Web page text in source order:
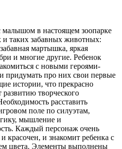
малышом в настоящем зоопарке
таких забавных животных:
мартышка, яркая
и многие другие. Ребенок
с новыми героями-
придумать про них свои первые
истории, что прекрасно
развитию творческого
расставить
поле по силуэтам,
мышление и
Каждый персонаж очень
красочен, и знакомит ребенка с
цвета. Элементы выполнены